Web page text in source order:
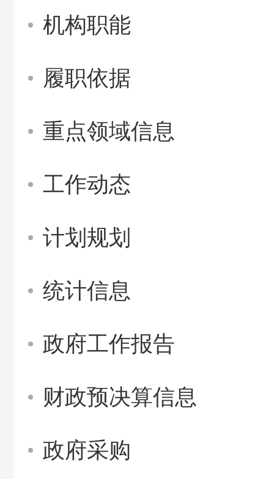
机构职能
履职依据
重点领域信息
工作动态
计划规划
统计信息
政府工作报告
财政预决算信息
政府采购